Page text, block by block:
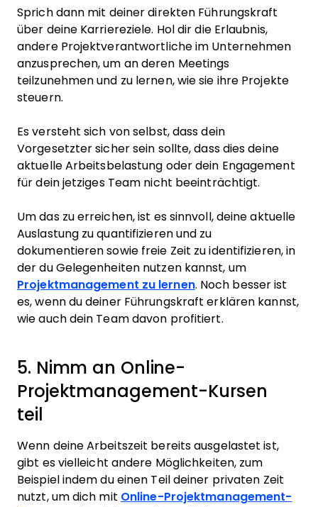
Sprich dann mit deiner direkten Führungskraft
über deine Karriereziele. Hol dir die Erlaubnis,
andere Projektverantwortliche im Unternehmen
anzusprechen, um an deren Meetings
teilzunehmen und zu lernen, wie sie ihre Projekte
steuern.
Es versteht sich von selbst, dass dein
Vorgesetzter sicher sein sollte, dass dies deine
aktuelle Arbeitsbelastung oder dein Engagement
für dein jetziges Team nicht beeinträchtigt.
Um das zu erreichen, ist es sinnvoll, deine aktuelle
Auslastung zu quantifizieren und zu
dokumentieren sowie freie Zeit zu identifizieren, in
der du Gelegenheiten nutzen kannst, um
Projektmanagement zu lernen. Noch besser ist
es, wenn du deiner Führungskraft erklären kannst,
wie auch dein Team davon profitiert.
5. Nimm an Online-
Projektmanagement-Kursen
teil
Wenn deine Arbeitszeit bereits ausgelastet ist,
gibt es vielleicht andere Möglichkeiten, zum
Beispiel indem du einen Teil deiner privaten Zeit
nutzt, um dich mit Online-Projektmanagement-